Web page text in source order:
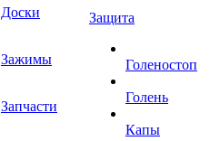
Доски
Зажимы
Запчасти
Защита
Голеностоп
Голень
Капы